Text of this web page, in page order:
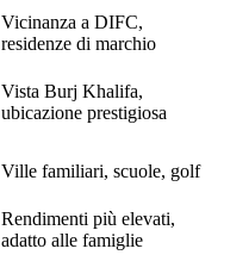
Vicinanza a DIFC,
residenze di marchio
Vista Burj Khalifa,
ubicazione prestigiosa
Ville familiari, scuole, golf
Rendimenti più elevati,
adatto alle famiglie